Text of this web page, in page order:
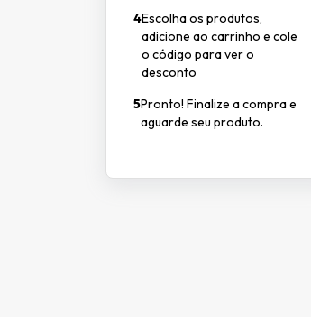
4Escolha os produtos,
adicione ao carrinho e cole
o código para ver o
desconto
5Pronto! Finalize a compra e
aguarde seu produto.